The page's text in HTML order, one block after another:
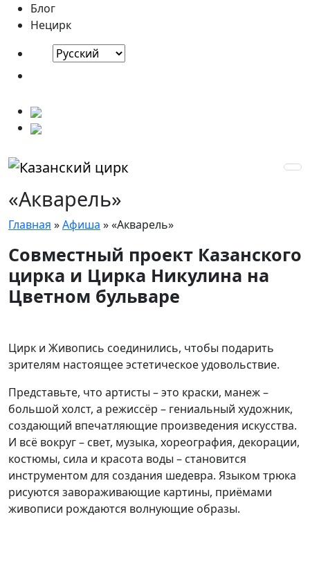
Блог
Нецирк
«Акварель»
Главная »Афиша »«Акварель»
Совместный проект Казанского
цирка и Цирка Никулина на
Цветном бульваре
Цирк и Живопись соединились, чтобы подарить
зрителям настоящее эстетическое удовольствие.
Представьте, что артисты – это краски, манеж –
большой холст, а режиссёр – гениальный художник,
создающий впечатляющие произведения искусства.
И всё вокруг – свет, музыка, хореография, декорации,
костюмы, сила и красота воды – становится
инструментом для создания шедевра. Языком трюка
рисуются завораживающие картины, приёмами
живописи рождаются волнующие образы.